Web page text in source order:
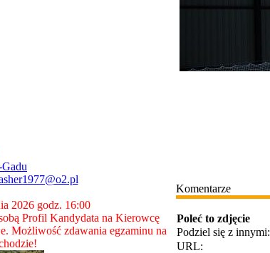
2026 godz. 16:00
Profil Kandydata na Kierowcę
Możliwość zdawania egzaminu na
Komentarze
Poleć to zdjęcie
Podziel się z innymi:
URL: